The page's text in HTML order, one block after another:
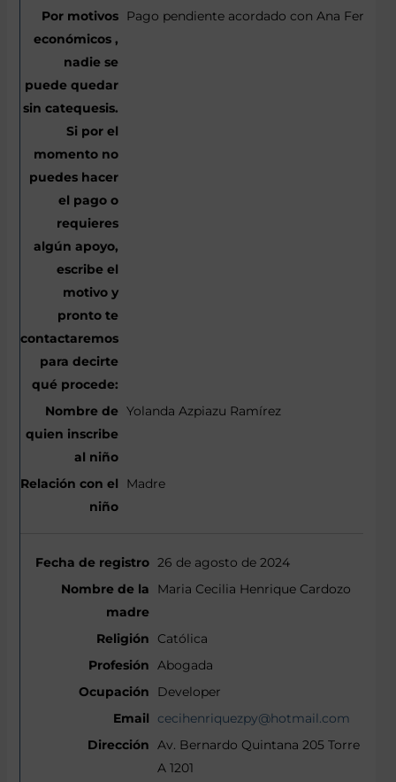
Pago pendiente acordado con Ana
Yolanda Azpiazu Ramírez
Madre
26 de agosto de 2024
Maria Cecilia Henrique Cardozo
Católica
Abogada
Developer
cecihenriquezpy@hotmail.com
Av. Bernardo Quintana 205 Torre
A 1201